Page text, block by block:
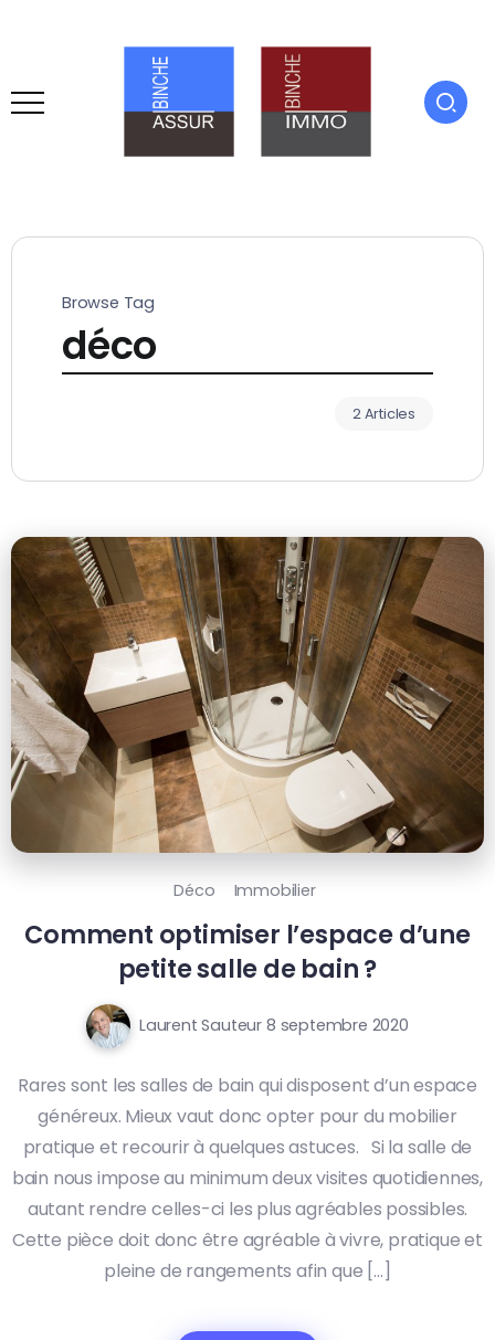
Browse Tag
déco
2 Articles
Déco Immobilier
Comment optimiser l’espace d’une
petite salle de bain ?
Laurent Sauteur 8 septembre 2020
Rares sont les salles de bain qui disposent d’un espace
généreux. Mieux vaut donc opter pour du mobilier
pratique et recourir à quelques astuces. Si la salle de
bain nous impose au minimum deux visites quotidiennes,
autant rendre celles-ci les plus agréables possibles.
Cette pièce doit donc être agréable à vivre, pratique et
pleine de rangements afin que […]